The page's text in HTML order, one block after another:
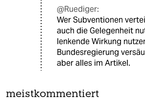
@Ruediger:
Wer Subventionen
auch die Gelegenheit
lenkende Wirkung
Bundesregierung
aber alles im Artikel.
meistkommentiert